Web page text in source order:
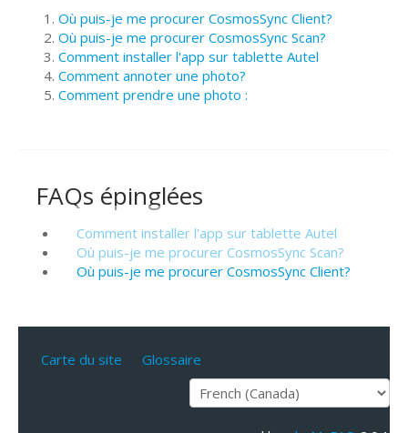
Où puis-je me procurer CosmosSync Client?
Où puis-je me procurer CosmosSync Scan?
Comment installer l'app sur tablette Autel
Comment annoter une photo?
Comment prendre une photo :
FAQs épinglées
Comment installer l'app sur tablette Autel
Où puis-je me procurer CosmosSync Scan?
Où puis-je me procurer CosmosSync Client?
Carte du site Glossaire